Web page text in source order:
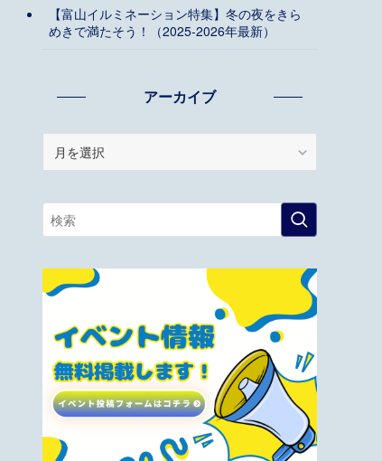
【富山イルミネーション特集】冬の夜をきら
めきで満たそう！（2025-2026年最新）
アーカイブ
イ
ブ